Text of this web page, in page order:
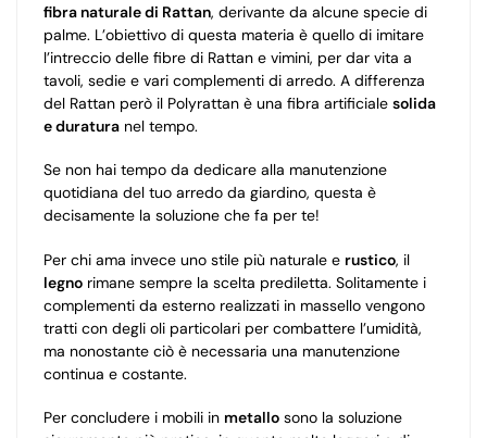
fibra naturale di Rattan, derivante da alcune specie di
palme. L’obiettivo di questa materia è quello di imitare
l’intreccio delle fibre di Rattan e vimini, per dar vita a
tavoli, sedie e vari complementi di arredo. A differenza
del Rattan però il Polyrattan è una fibra artificiale solida
e duratura nel tempo.
Se non hai tempo da dedicare alla manutenzione
quotidiana del tuo arredo da giardino, questa è
decisamente la soluzione che fa per te!
Per chi ama invece uno stile più naturale e rustico, il
legno rimane sempre la scelta prediletta. Solitamente i
complementi da esterno realizzati in massello vengono
tratti con degli oli particolari per combattere l’umidità,
ma nonostante ciò è necessaria una manutenzione
continua e costante.
Per concludere i mobili in metallo sono la soluzione